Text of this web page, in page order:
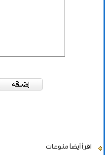
اقرأ أيضاً منوعات